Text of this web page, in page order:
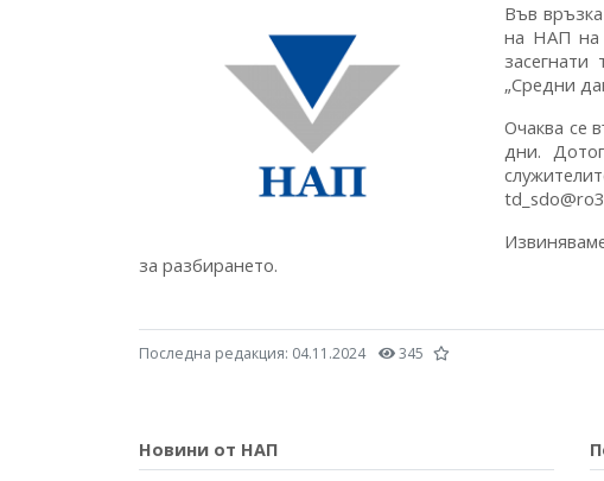
Във
на НАП на
„Средни
Очаква се
дни.
за разбирането.
Последна редакция: 04.11.2024 345
Новини от НАП